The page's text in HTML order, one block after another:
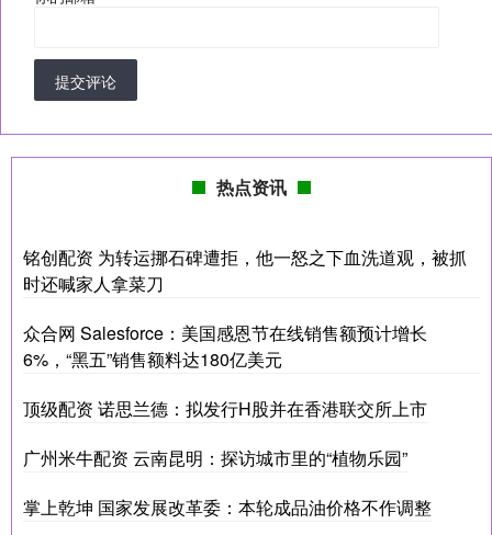
提交评论
热点资讯
铭创配资 为转运挪石碑遭拒，他一怒之下血洗道观，被抓
时还喊家人拿菜刀
众合网 Salesforce：美国感恩节在线销售额预计增长
6%，“黑五”销售额料达180亿美元
顶级配资 诺思兰德：拟发行H股并在香港联交所上市
广州米牛配资 云南昆明：探访城市里的“植物乐园”
掌上乾坤 国家发展改革委：本轮成品油价格不作调整